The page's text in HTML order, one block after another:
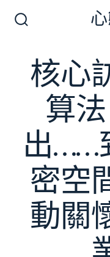
換
開核心
算
出……
密空
動關